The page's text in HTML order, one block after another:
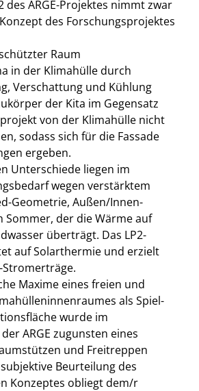
des ARGE-Projektes nimmt zwar
des Forschungsprojektes
Raum
in der Klimahülle durch
Verschattung und Kühlung
der Kita im Gegensatz
von der Klimahülle nicht
sodass sich für die Fassade
ergeben.
Unterschiede liegen im
wegen verstärktem
Geometrie, Außen/Innen-
Sommer, der die Wärme auf
überträgt. Das LP2-
auf Solarthermie und erzielt
Maxime eines freien und
als Spiel-
wurde im
ARGE zugunsten eines
und Freitreppen
Beurteilung des
Konzeptes obliegt dem/r